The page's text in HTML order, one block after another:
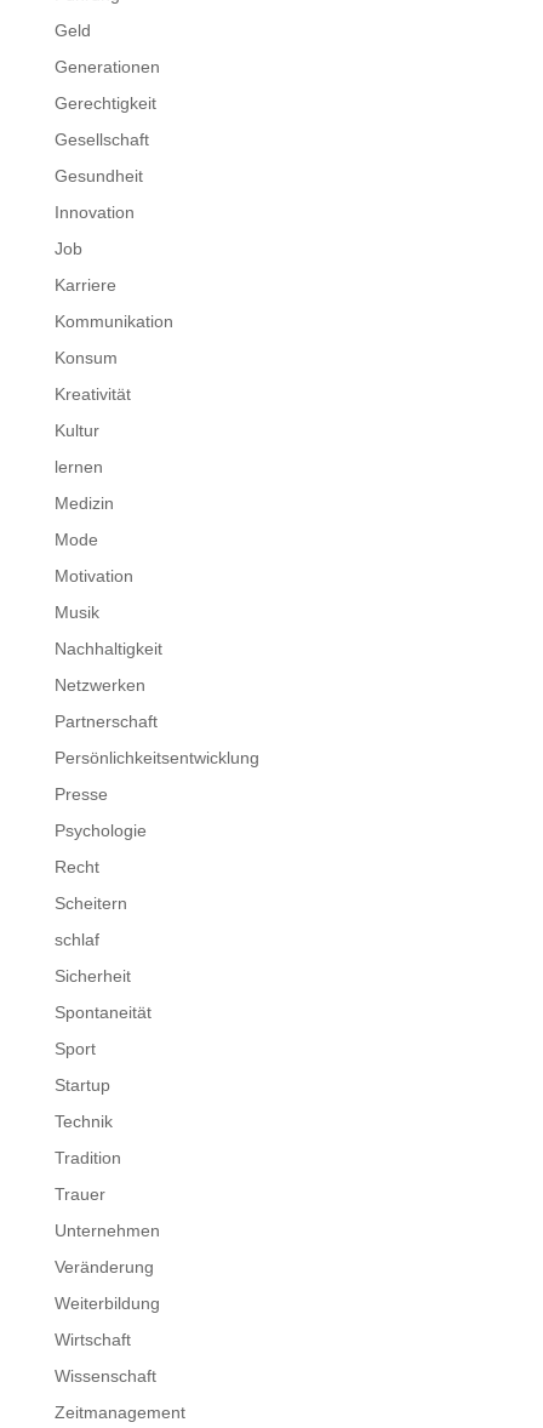
Geld
Generationen
Gerechtigkeit
Gesellschaft
Gesundheit
Innovation
Job
Karriere
Kommunikation
Konsum
Kreativität
Kultur
lernen
Medizin
Mode
Motivation
Musik
Nachhaltigkeit
Netzwerken
Partnerschaft
Persönlichkeitsentwicklung
Presse
Psychologie
Recht
Scheitern
schlaf
Sicherheit
Spontaneität
Sport
Startup
Technik
Tradition
Trauer
Unternehmen
Veränderung
Weiterbildung
Wirtschaft
Wissenschaft
Zeitmanagement